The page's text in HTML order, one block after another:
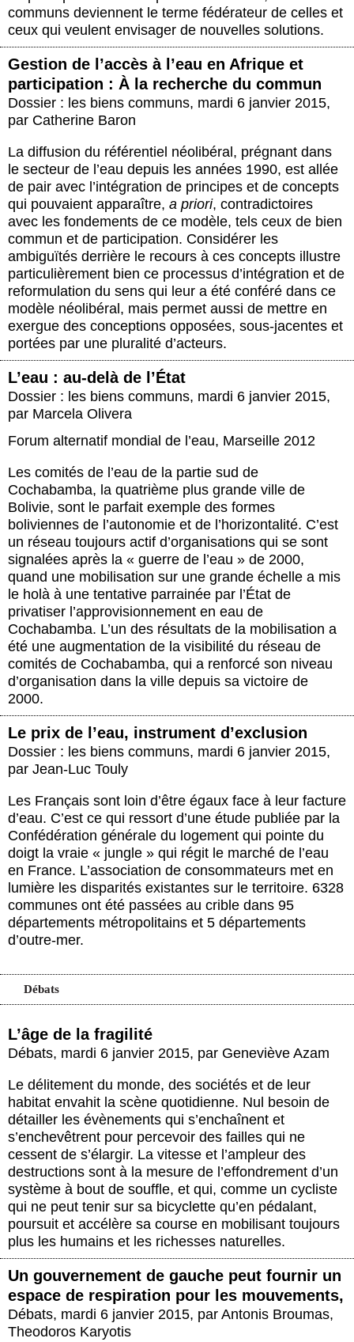
communs deviennent le terme fédérateur de celles et
ceux qui veulent envisager de nouvelles solutions.
Gestion de l’accès à l’eau en Afrique et
participation : À la recherche du commun
Dossier : les biens communs, mardi 6 janvier 2015,
par Catherine Baron
La diffusion du référentiel néolibéral, prégnant dans
le secteur de l’eau depuis les années 1990, est allée
de pair avec l’intégration de principes et de concepts
qui pouvaient apparaître, a priori, contradictoires
avec les fondements de ce modèle, tels ceux de bien
commun et de participation. Considérer les
ambiguïtés derrière le recours à ces concepts illustre
particulièrement bien ce processus d’intégration et de
reformulation du sens qui leur a été conféré dans ce
modèle néolibéral, mais permet aussi de mettre en
exergue des conceptions opposées, sous-jacentes et
portées par une pluralité d’acteurs.
L’eau : au-delà de l’État
Dossier : les biens communs, mardi 6 janvier 2015,
par Marcela Olivera
Forum alternatif mondial de l’eau, Marseille 2012
Les comités de l’eau de la partie sud de
Cochabamba, la quatrième plus grande ville de
Bolivie, sont le parfait exemple des formes
boliviennes de l’autonomie et de l’horizontalité. C’est
un réseau toujours actif d’organisations qui se sont
signalées après la « guerre de l’eau » de 2000,
quand une mobilisation sur une grande échelle a mis
le holà à une tentative parrainée par l’État de
privatiser l’approvisionnement en eau de
Cochabamba. L’un des résultats de la mobilisation a
été une augmentation de la visibilité du réseau de
comités de Cochabamba, qui a renforcé son niveau
d’organisation dans la ville depuis sa victoire de
2000.
Le prix de l’eau, instrument d’exclusion
Dossier : les biens communs, mardi 6 janvier 2015,
par Jean-Luc Touly
Les Français sont loin d’être égaux face à leur facture
d’eau. C’est ce qui ressort d’une étude publiée par la
Confédération générale du logement qui pointe du
doigt la vraie « jungle » qui régit le marché de l’eau
en France. L’association de consommateurs met en
lumière les disparités existantes sur le territoire. 6328
communes ont été passées au crible dans 95
départements métropolitains et 5 départements
d’outre-mer.
Débats
L’âge de la fragilité
Débats, mardi 6 janvier 2015, par Geneviève Azam
Le délitement du monde, des sociétés et de leur
habitat envahit la scène quotidienne. Nul besoin de
détailler les évènements qui s’enchaînent et
s’enchevêtrent pour percevoir des failles qui ne
cessent de s’élargir. La vitesse et l’ampleur des
destructions sont à la mesure de l’effondrement d’un
système à bout de souffle, et qui, comme un cycliste
qui ne peut tenir sur sa bicyclette qu’en pédalant,
poursuit et accélère sa course en mobilisant toujours
plus les humains et les richesses naturelles.
Un gouvernement de gauche peut fournir un
espace de respiration pour les mouvements,
Débats, mardi 6 janvier 2015, par Antonis Broumas,
Theodoros Karyotis